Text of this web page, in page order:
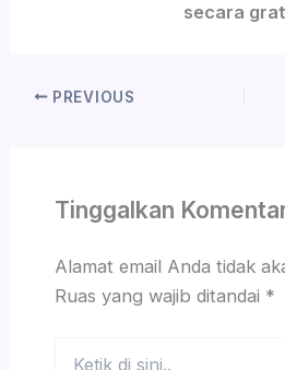
secara
PREVIOUS
Tinggalkan
Alamat email Anda tidak
Ruas yang wajib ditandai *